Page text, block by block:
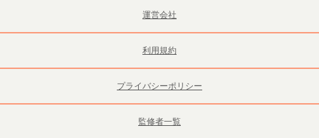
運営会社
利用規約
プライバシーポリシー
監修者一覧